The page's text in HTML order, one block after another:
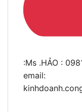
:Ms .HẢO :
email: